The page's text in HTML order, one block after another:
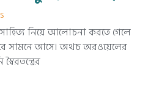
নিয়ে আলোচনা করতে গেলে
সামনে আসে। অথচ অরওয়েলের